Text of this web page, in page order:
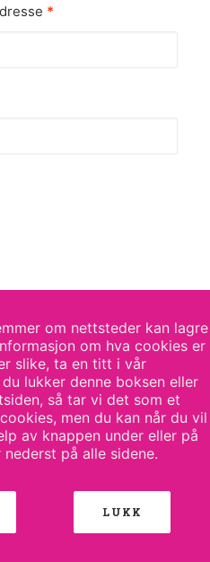
*
om nettsteder kan lagre
om hva cookies er
slike, ta en titt i vår
lukker denne boksen eller
så tar vi det som et
men du kan når du vil
av knappen under eller på
på alle sidene.
LUKK